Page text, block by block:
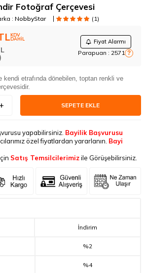
Fotoğraf Çerçevesi
: NobbyStar (1)
KDV
DAHİL Fiyat Alarmı
Parapuan : 2571 ?
kendi etrafında dönebilen, toptan renkli ve
SEPETE EKLE
yapabilirsiniz. Bayilik Başvurusu
özel fiyatlardan yararlanın. Bayi
Satış Temsilcilerimizile Görüşebilirsiniz.
İndirim
%2
%4